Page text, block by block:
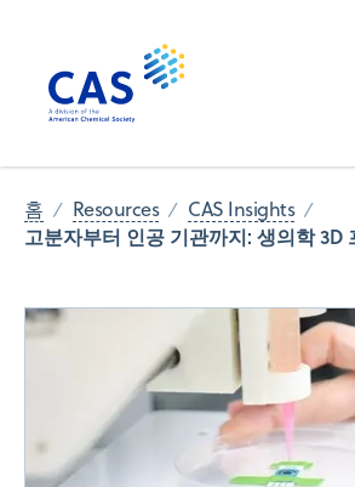
홈 Resources CAS Insights
고분자부터 인공 기관까지: 생의학 3D